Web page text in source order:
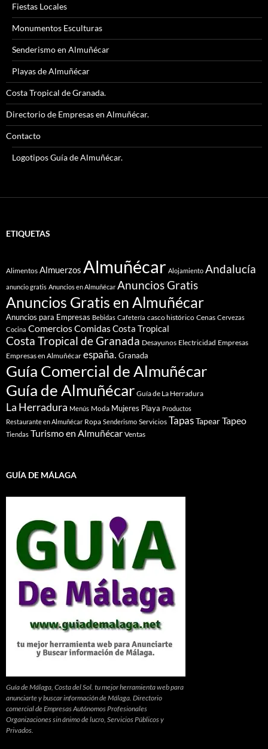
Fiestas Locales
Monumentos Esculturas
Senderismo en Almuñécar
Playas de Almuñécar
Costa Tropical de Granada.
Directorio de Empresas en Almuñécar.
Contacto
Logotipos Guía de Almuñécar.
ETIQUETAS
Alimentos Almuerzos Almuñécar Alojamiento Andalucía
anuncio gratis Anuncios en Almuñécar Anuncios Gratis
Anuncios Gratis en Almuñécar
Anuncios para Empresas Bebidas Cafetería casco histórico Cenas Cervezas
Cocina ComerciosComidasCosta Tropical
Costa Tropical de Granada Desayunos Electricidad Empresas
Empresas en Almuñécar españa. Granada
Guía Comercial de Almuñécar
Guía de Almuñécar Guía de La Herradura
La Herradura Menús Moda Mujeres Playa Productos
Restaurante en Almuñécar Ropa Senderismo Servicios TapasTapearTapeo
Tiendas Turismo en Almuñécar Ventas
GUÍA DE MÁLAGA
Guía de Málaga, Costa del Sol. tu mejor herramienta web para
anunciarte y buscar información de Málaga. Directorio
comercial de Empresas Autónomos Profesionales
Organizaciones sin ánimo de lucro, Servicios Públicos y
Privados.